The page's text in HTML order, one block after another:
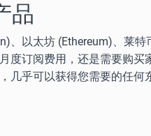
品
、以太坊 (Ethereum)、莱
度订阅费用，还是需要购
几乎可以获得您需要的任何